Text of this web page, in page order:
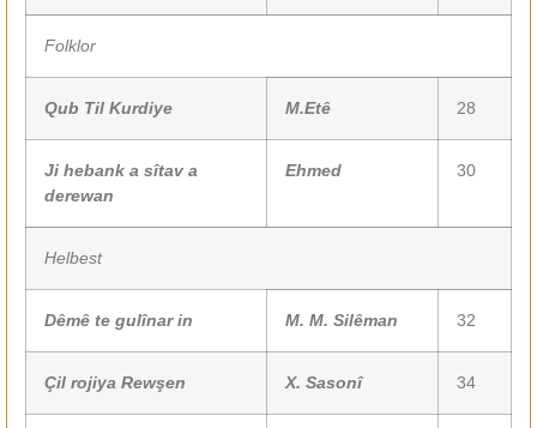
Folklor
Qub Til Kurdiye M.Etê 28
Ji hebank a sîtav a
derewan
Ehmed 30
Helbest
Dêmê te gulînar in M. M. Silêman 32
Çil rojiya Rewşen X. Sasonî 34